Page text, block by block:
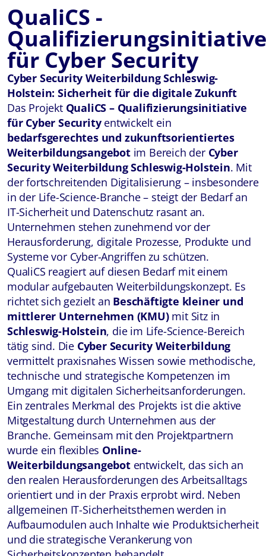
QualiCS -
Qualifizierungsinitiative
für Cyber Security
Cyber Security Weiterbildung Schleswig-
Holstein: Sicherheit für die digitale Zukunft
Das Projekt QualiCS – Qualifizierungsinitiative
für Cyber Securityentwickelt ein
bedarfsgerechtes und zukunftsorientiertes
Weiterbildungsangebotim Bereich der Cyber
Security Weiterbildung Schleswig-Holstein. Mit
der fortschreitenden Digitalisierung – insbesondere
in der Life-Science-Branche – steigt der Bedarf an
IT-Sicherheit und Datenschutz rasant an.
Unternehmen stehen zunehmend vor der
Herausforderung, digitale Prozesse, Produkte und
Systeme vor Cyber-Angriffen zu schützen.
QualiCS reagiert auf diesen Bedarf mit einem
modular aufgebauten Weiterbildungskonzept. Es
richtet sich gezielt an Beschäftigte kleiner und
mittlerer Unternehmen (KMU)mit Sitz in
Schleswig-Holstein, die im Life-Science-Bereich
tätig sind. Die Cyber Security Weiterbildung
vermittelt praxisnahes Wissen sowie methodische,
technische und strategische Kompetenzen im
Umgang mit digitalen Sicherheitsanforderungen.
Ein zentrales Merkmal des Projekts ist die aktive
Mitgestaltung durch Unternehmen aus der
Branche. Gemeinsam mit den Projektpartnern
wurde ein flexibles Online-
Weiterbildungsangebotentwickelt, das sich an
den realen Herausforderungen des Arbeitsalltags
orientiert und in der Praxis erprobt wird. Neben
allgemeinen IT-Sicherheitsthemen werden in
Aufbaumodulen auch Inhalte wie Produktsicherheit
und die strategische Verankerung von